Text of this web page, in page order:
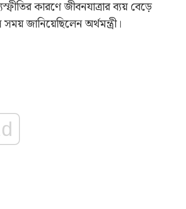
কারণে জীবনযাত্রার ব্যয় বেড়ে
জানিয়েছিলেন অর্থমন্ত্রী।